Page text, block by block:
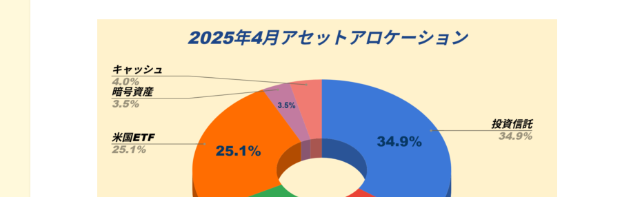
米国ETFのポートフォリオ公開
米国個別株のポートフォリオ公開
投資信託のポートフォリオ公開
ポートフォリオの見直しと今後の方針
ポートフォリオ公開 まとめ